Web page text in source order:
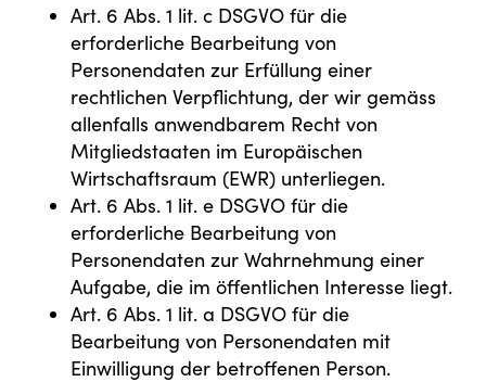
Art. 6 Abs. 1 lit. c DSGVO für die
erforderliche Bearbeitung von
Personendaten zur Erfüllung einer
rechtlichen Verpflichtung, der wir gemäss
allenfalls anwendbarem Recht von
Mitgliedstaaten im Europäischen
Wirtschaftsraum (EWR) unterliegen.
Art. 6 Abs. 1 lit. e DSGVO für die
erforderliche Bearbeitung von
Personendaten zur Wahrnehmung einer
Aufgabe, die im öffentlichen Interesse liegt.
Art. 6 Abs. 1 lit. a DSGVO für die
Bearbeitung von Personendaten mit
Einwilligung der betroffenen Person.